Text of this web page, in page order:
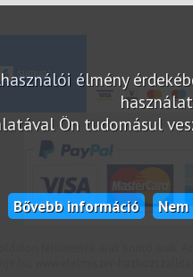
élmény
Ön tudomásul
Bővebb információ